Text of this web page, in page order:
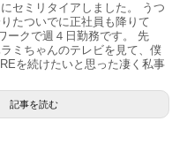
セミリタイアしました。 うつ
たついでに正社員も降りて
ークで週４日勤務です。 先
ミちゃんのテレビを見て、僕
を続けたいと思った凄く私事
記事を読む